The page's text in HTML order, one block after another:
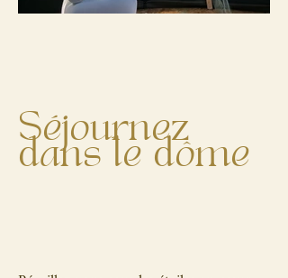
Séjournez
dans le dôme